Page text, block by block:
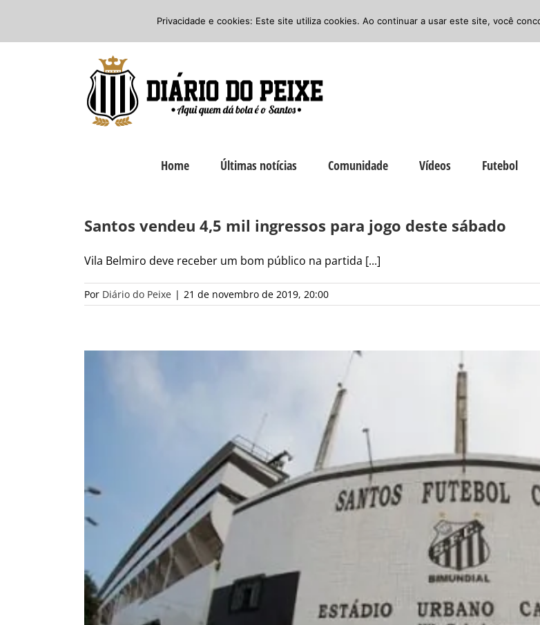
o
Facebook
Instagram
Home Últimas notícias Comunidade Vídeos Futebol
Santos vendeu 4,5 mil ingressos para jogo deste sábado
Vila Belmiro deve receber um bom público na partida [...]
Por Diário do Peixe | 21 de novembro de 2019, 20:00
Privacidade e cookies: Este site utiliza cookies. Ao continuar a usar este site, você